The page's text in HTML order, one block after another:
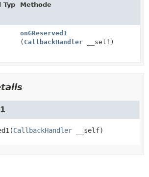
Typ
Methode
onGReserved1
( CallbackHandler __self)
(CallbackHandler __self)